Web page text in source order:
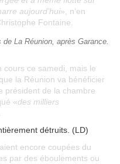
aujourd’hui», n’en
Fontaine.
La Réunion, après Garance.
cours ce samedi, mais le
la Réunion va bénéficier
président de la chambre
«des milliers
encore coupées du
par des éboulements ou